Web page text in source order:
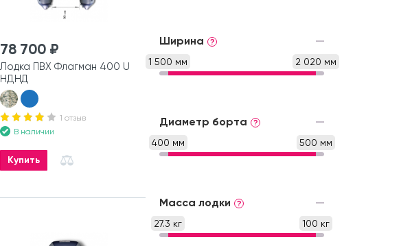
78 700 ₽
Лодка ПВХ Флагман 400 U
НДНД
1 отзыв
В наличии
Купить
Ширина ?
1 500 мм 2 020 мм
Диаметр борта ?
400 мм 500 мм
Масса лодки ?
27.3 кг 100 кг